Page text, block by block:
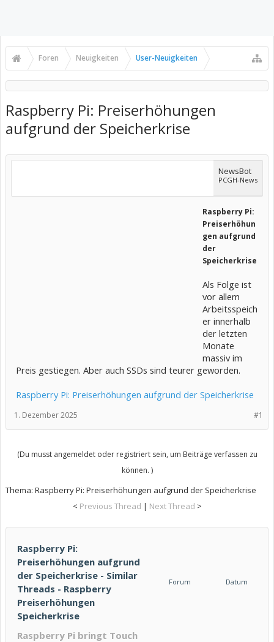
Foren Neuigkeiten User-Neuigkeiten
Raspberry Pi: Preiserhöhungen
aufgrund der Speicherkrise
NewsBot
PCGH-News
Raspberry Pi:
Preiserhöhun
gen aufgrund
der
Speicherkrise
Als Folge ist
vor allem
Arbeitsspeich
er innerhalb
der letzten
Monate
massiv im
Preis gestiegen. Aber auch SSDs sind teurer geworden.
Raspberry Pi: Preiserhöhungen aufgrund der Speicherkrise
#1
1. Dezember 2025
(Du musst angemeldet oder registriert sein, um Beiträge verfassen zu
können. )
Thema: Raspberry Pi: Preiserhöhungen aufgrund der Speicherkrise
< Previous Thread | Next Thread >
Raspberry Pi:
Preiserhöhungen aufgrund
der Speicherkrise - Similar
Threads - Raspberry
Preiserhöhungen
Speicherkrise
Forum Datum
Raspberry Pi bringt Touch